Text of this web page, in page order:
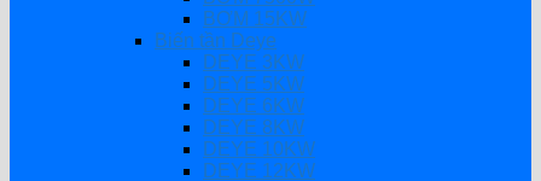
BƠM 15KW
Biến tần Deye
DEYE 3KW
DEYE 5KW
DEYE 6KW
DEYE 8KW
DEYE 10KW
DEYE 12KW